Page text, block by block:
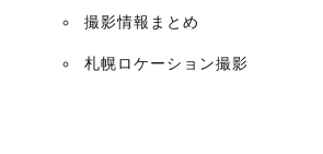
撮影情報まとめ
札幌ロケーション撮影